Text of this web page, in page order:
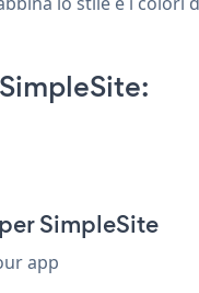
SimpleSite
app